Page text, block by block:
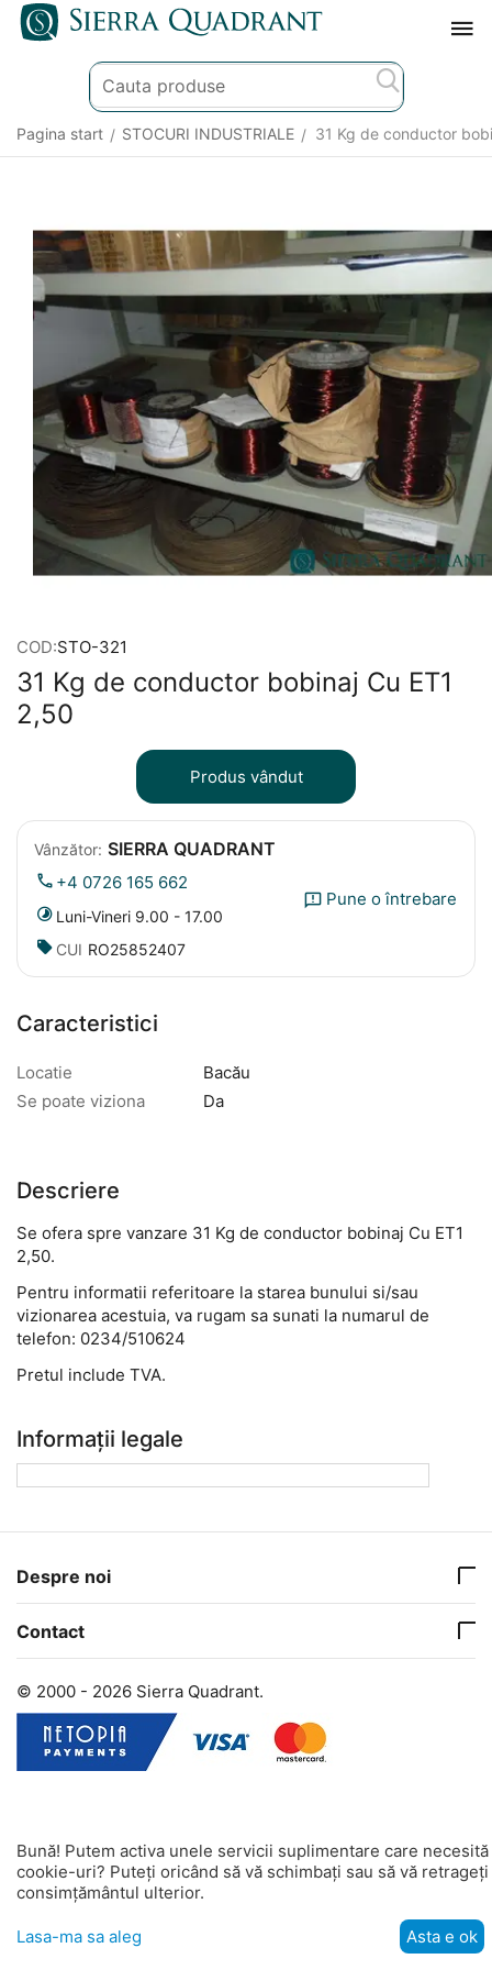
Pagina start / STOCURI INDUSTRIALE / 31 Kg de conductor
COD:STO-321
31 Kg de conductor bobinaj Cu ET1
2,50
Produs vândut
Vânzător: SIERRA QUADRANT
+4 0726 165 662
Luni-Vineri 9.00 - 17.00
CUI RO25852407
Pune o întrebare
Caracteristici
Locatie
Bacău
Se poate viziona
Da
Descriere
Se ofera spre vanzare 31 Kg de conductor bobinaj Cu ET1
2,50.
Pentru informatii referitoare la starea bunului si/sau
vizionarea acestuia, va rugam sa sunati la numarul de
telefon: 0234/510624
Pretul include TVA.
Informații legale
Despre noi
Contact
© 2000 - 2026 Sierra Quadrant.
Meniu Vânzător
Bună! Putem activa unele servicii suplimentare care necesită
cookie-uri? Puteți oricând să vă schimbați sau să vă retrageți
consimțământul ulterior.
Lasa-ma sa aleg Asta e ok